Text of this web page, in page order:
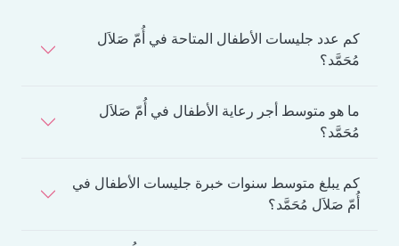
كم عدد جليسات الأطفال المتاحة في أُمّ صَلاَل
مُحَمَّد؟
ما هو متوسط أجر رعاية الأطفال في أُمّ صَلاَل
مُحَمَّد؟
كم يبلغ متوسط سنوات خبرة جليسات الأطفال في
أُمّ صَلاَل مُحَمَّد؟